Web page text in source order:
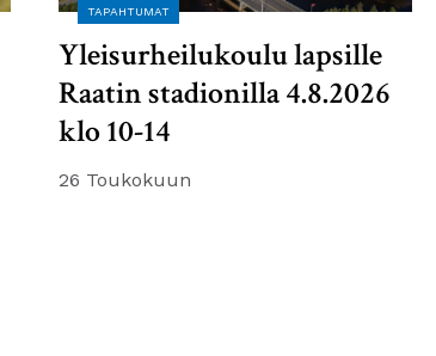
TAPAHTUMAT
Yleisurheilukoulu lapsille
Raatin stadionilla 4.8.2026
klo 10-14
26 Toukokuun